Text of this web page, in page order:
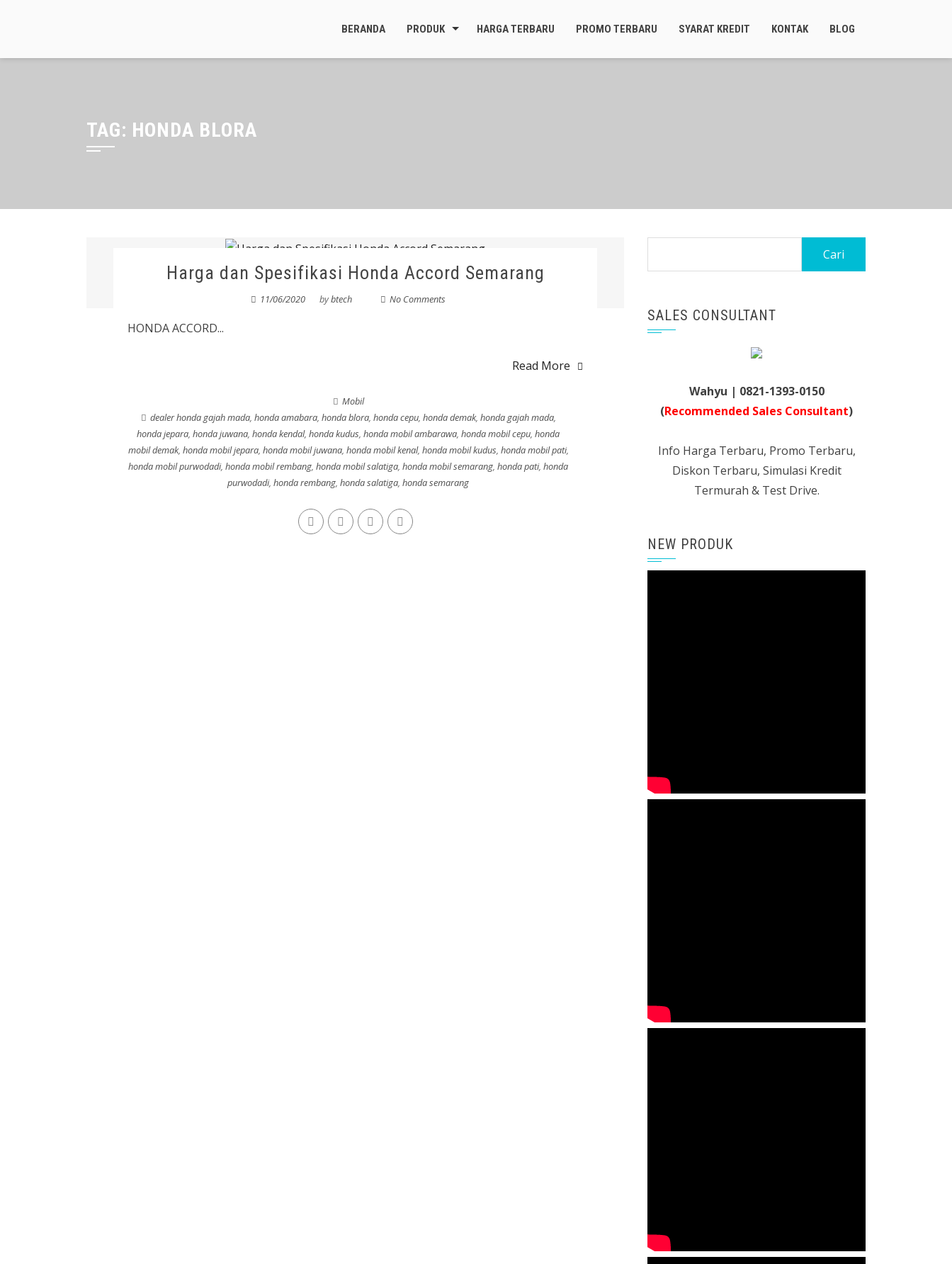
BERANDA PRODUK HARGA TERBARU PROMO TERBARU SYARAT KREDIT KONTAK BLOG
TAG: HONDA BLORA
Harga dan Spesifikasi Honda Accord Semarang
11/06/2020 bybtech No Comments
HONDA ACCORD...
Read More
Mobil
dealer honda gajah mada, honda amabara, honda blora, honda cepu, honda demak, honda gajah mada,
honda jepara, honda juwana, honda kendal, honda kudus, honda mobil ambarawa, honda mobil cepu, honda
mobil demak, honda mobil jepara, honda mobil juwana, honda mobil kenal, honda mobil kudus, honda mobil pati,
honda mobil purwodadi, honda mobil rembang, honda mobil salatiga, honda mobil semarang, honda pati, honda
purwodadi, honda rembang, honda salatiga, honda semarang
SALES CONSULTANT
Wahyu | 0821-1393-0150
(Recommended Sales Consultant)
Info Harga Terbaru, Promo Terbaru,
Diskon Terbaru, Simulasi Kredit
Termurah & Test Drive.
NEW PRODUK